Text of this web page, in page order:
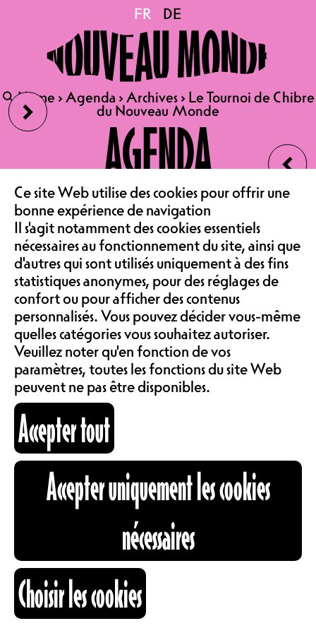
›
‹
FR DE
🔍Home›Agenda ›Archives› Le Tournoi de Chibre
du Nouveau Monde
AGENDA
LE CAFÉ
ASSOCIATION &
COMMUNAUTÉ
LOCATIONS
ABOS & TARIFS
INFORMATIONS
CARTOGRAPHIE
RECHERCHE
FR DE
🔍Home›Agenda ›Archives› Le Tournoi de Chibre
du Nouveau Monde
Le Tournoi de Chibre du
Nouveau Monde
DI 10.05.2026
LE TOURNOI DE CHIBRE DU
NOUVEAU MONDE
PORTES 13H00, DÉBUT 13H30
| AU CAFÉ
INSCRIPTION 10.- PAR
PERSONNE
Le quatrième tournoi de Chibre du
Nouveau Monde le 10.05.2026 dans
le café !
4x parties avec 8x donnes en tout -
avant cela, vous pouvez profiter du
brunch du NM
Inscription par équipe de deux
personnes
àbilletterie@nouveaumonde.ch
HORAIRES
10.05.2026
OUVERTURE
Ce site Web utilise des cookies pour offrir une
bonne expérience de navigation
Il s'agit notamment des cookies essentiels
nécessaires au fonctionnement du site, ainsi que
d'autres qui sont utilisés uniquement à des fins
statistiques anonymes, pour des réglages de
confort ou pour afficher des contenus
personnalisés. Vous pouvez décider vous-même
quelles catégories vous souhaitez autoriser.
Veuillez noter qu'en fonction de vos
paramètres, toutes les fonctions du site Web
peuvent ne pas être disponibles.
Accepter tout
Accepter uniquement les cookies
nécessaires
Choisir les cookies